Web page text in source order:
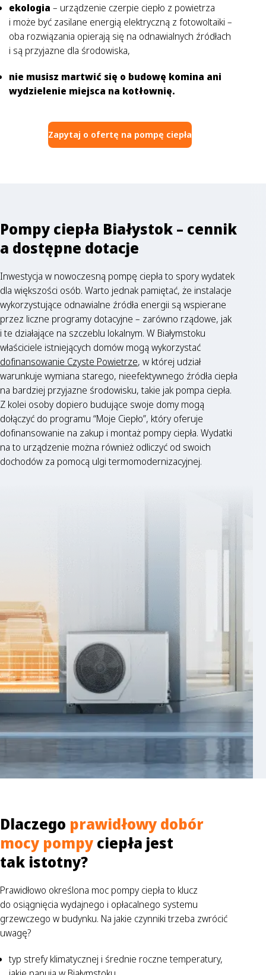
ekologia – urządzenie czerpie ciepło z powietrza
i może być zasilane energią elektryczną z fotowoltaiki –
oba rozwiązania opierają się na odnawialnych źródłach
i są przyjazne dla środowiska,
nie musisz martwić się o budowę komina ani
wydzielenie miejsca na kotłownię.
Zapytaj o ofertę na pompę ciepła
Pompy ciepła Białystok – cennik
a dostępne dotacje
Inwestycja w nowoczesną pompę ciepła to spory wydatek
dla większości osób. Warto jednak pamiętać, że instalacje
wykorzystujące odnawialne źródła energii są wspierane
przez liczne programy dotacyjne – zarówno rządowe, jak
i te działające na szczeblu lokalnym. W Białymstoku
właściciele istniejących domów mogą wykorzystać
dofinansowanie Czyste Powietrze, w której udział
warunkuje wymiana starego, nieefektywnego źródła ciepła
na bardziej przyjazne środowisku, takie jak pompa ciepła.
Z kolei osoby dopiero budujące swoje domy mogą
dołączyć do programu “Moje Ciepło”, który oferuje
dofinansowanie na zakup i montaż pompy ciepła. Wydatki
na to urządzenie można również odliczyć od swoich
dochodów za pomocą ulgi termomodernizacyjnej.
Dlaczego prawidłowy dobór
mocy pompy ciepła jest
tak istotny?
Prawidłowo określona moc pompy ciepła to klucz
do osiągnięcia wydajnego i opłacalnego systemu
grzewczego w budynku. Na jakie czynniki trzeba zwrócić
uwagę?
typ strefy klimatycznej i średnie roczne temperatury,